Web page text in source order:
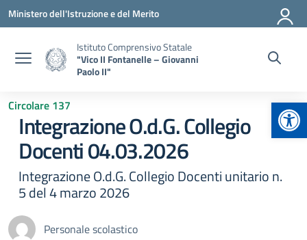
Vai ai contenuti
Vai al menu di navigazione
Vai al footer
Ministero dell'Istruzione e del Merito
Istituto Comprensivo Statale
"Vico II Fontanelle – Giovanni
Paolo II"
Circolare 137
Integrazione O.d.G. Collegio
Docenti 04.03.2026
Integrazione O.d.G. Collegio Docenti unitario n.
5 del 4 marzo 2026
Personale scolastico